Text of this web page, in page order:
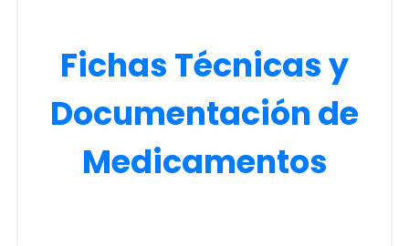
Fichas Técnicas y
Documentación de
Medicamentos